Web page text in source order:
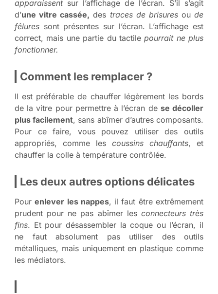
apparaissentsur l’affichage de l’écran. S’il s’agit
d’une vitre cassée, des traces de brisuresou de
fêlures sont présentes sur l’écran. L’affichage est
correct, mais une partie du tactilepourrait ne plus
fonctionner.
Comment les remplacer ?
Il est préférable de chauffer légèrement les bords
de la vitre pour permettre à l’écran de se décoller
plus facilement, sans abîmer d’autres composants.
Pour ce faire, vous pouvez utiliser des outils
appropriés, comme les coussins chauffants, et
chauffer la colle à température contrôlée.
Les deux autres options délicates
Pourenlever les nappes, il faut être extrêmement
prudent pour ne pas abîmer les connecteurs très
fins. Et pour désassembler la coque ou l’écran, il
ne faut absolument pas utiliser des outils
métalliques, mais uniquement en plastique comme
les médiators.